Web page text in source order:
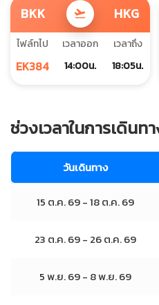
BKK flight_takeoff HKG
ไฟล์ทไป
EK384
เวลาออก
14:00น.
เวลาถึง
18:05น.
ช่วงเวลาในการเดินท
วันเดินทาง
15 ต.ค. 69 - 18 ต.ค. 69
23 ต.ค. 69 - 26 ต.ค. 69
5 พ.ย. 69 - 8 พ.ย. 69